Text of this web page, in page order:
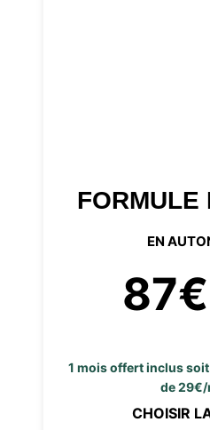
FORMULE
EN
87€
1 mois offert inclus
de
CHOISIR